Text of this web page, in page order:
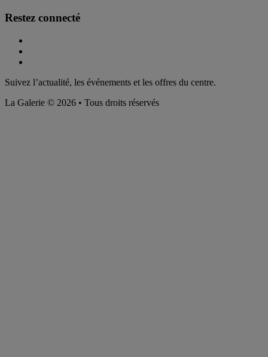
Restez connecté
Suivez l’actualité, les événements et les offres du centre.
La Galerie © 2026 • Tous droits réservés